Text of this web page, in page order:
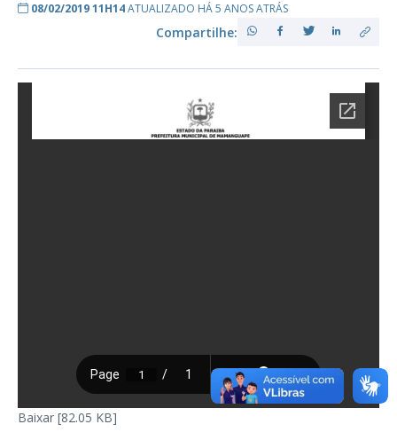
08/02/2019 11H14ATUALIZADO HÁ 5 ANOS ATRÁS
Compartilhe:
Baixar [82.05 KB]